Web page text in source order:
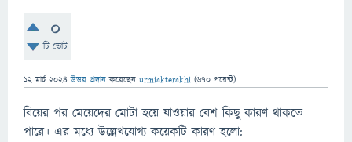
0
টি ভোট
12 মার্চ 2024 উত্তর প্রদান করেছেন urmiakterakhi (670 পয়েন্ট)
বিয়ের পর মেয়েদের মোটা হয়ে যাওয়ার বেশ কিছু কারণ থাকতে
পারে। এর মধ্যে উল্লেখযোগ্য কয়েকটি কারণ হলো: